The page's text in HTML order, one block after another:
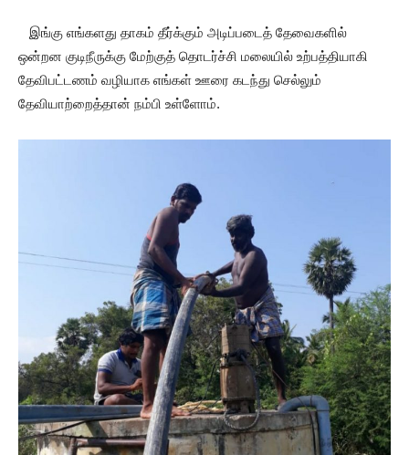
இங்கு எங்களது தாகம் தீர்க்கும் அடிப்படைத் தேவைகளில்
ஒன்றன குடிநீருக்கு மேற்குத் தொடர்ச்சி மலையில் உற்பத்தியாகி
தேவிபட்டணம் வழியாக எங்கள் ஊரை கடந்து செல்லும்
தேவியாற்றைத்தான் நம்பி உள்ளோம்.